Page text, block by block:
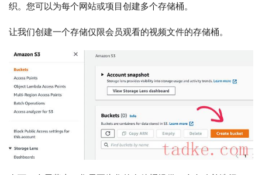
织。您可以为每个网站或项目创建多个存储桶。
让我们创建一个存储仅限会员观看的视频文件的存储桶。